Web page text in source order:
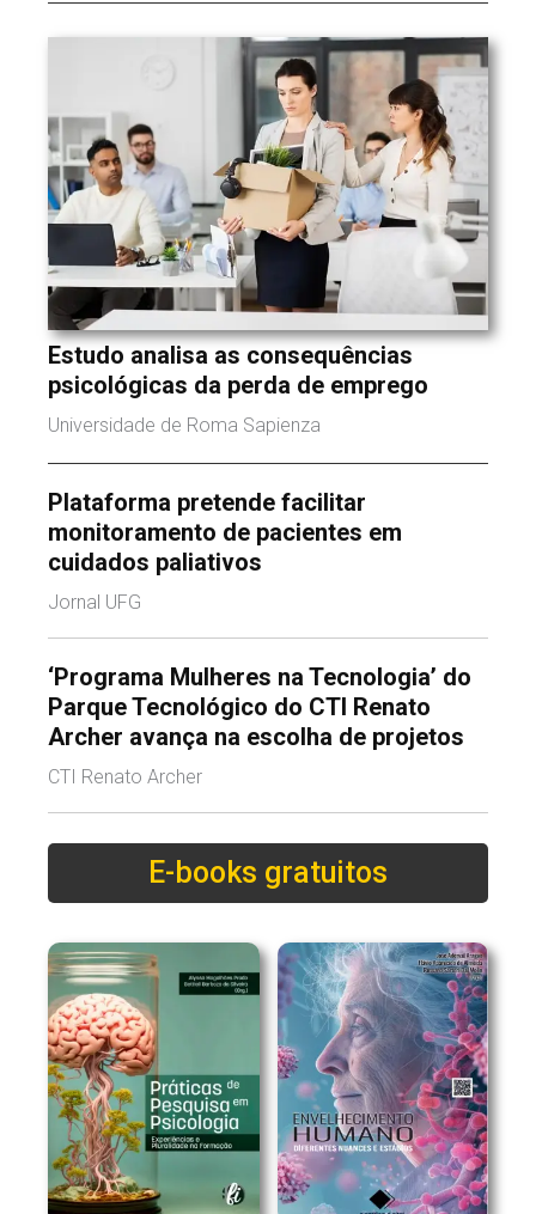
Estudo analisa as consequências
psicológicas da perda de emprego
Universidade de Roma Sapienza
Plataforma pretende facilitar
monitoramento de pacientes em
cuidados paliativos
Jornal UFG
‘Programa Mulheres na Tecnologia’ do
Parque Tecnológico do CTI Renato
Archer avança na escolha de projetos
CTI Renato Archer
E-books gratuitos